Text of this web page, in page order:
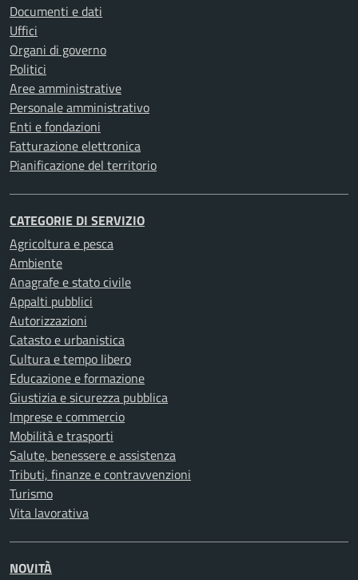
Documenti e dati
Uffici
Organi di governo
Politici
Aree amministrative
Personale amministrativo
Enti e fondazioni
Fatturazione elettronica
Pianificazione del territorio
CATEGORIE DI SERVIZIO
Agricoltura e pesca
Ambiente
Anagrafe e stato civile
Appalti pubblici
Autorizzazioni
Catasto e urbanistica
Cultura e tempo libero
Educazione e formazione
Giustizia e sicurezza pubblica
Imprese e commercio
Mobilità e trasporti
Salute, benessere e assistenza
Tributi, finanze e contravvenzioni
Turismo
Vita lavorativa
NOVITÀ